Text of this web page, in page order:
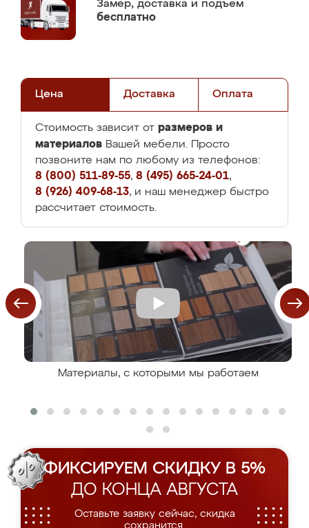
Замер, доставка и подъем
бесплатно
Цена Доставка Оплата
Стоимость зависит от размеров и
материалов Вашей мебели. Просто
позвоните нам по любому из телефонов:
8 (800) 511-89-55, 8 (495) 665-24-01,
8 (926) 409-68-13, и наш менеджер быстро
рассчитает стоимость.
Материалы, с которыми мы работаем
ФИКСИРУЕМ СКИДКУ В 5%
ДО КОНЦА АВГУСТА
Оставьте заявку сейчас, скидка
сохранится.